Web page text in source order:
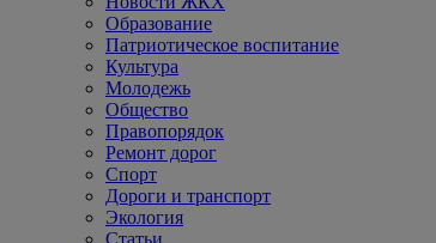
Образование
Патриотическое воспитание
Культура
Молодежь
Общество
Правопорядок
Ремонт дорог
Спорт
Дороги и транспорт
Экология
Статьи